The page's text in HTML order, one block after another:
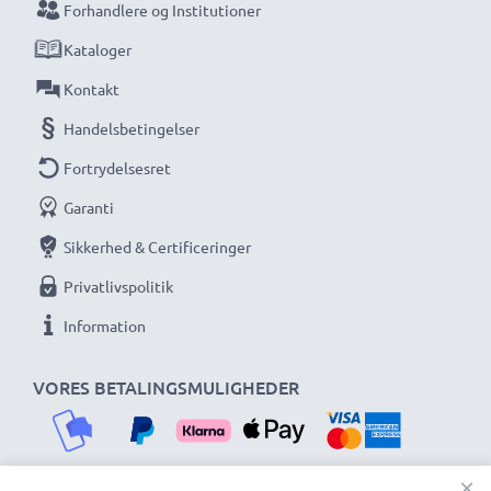
VORES BETALINGSMULIGHEDER
Forhandlere og Institutioner
Kataloger
Kontakt
Handelsbetingelser
Fortrydelsesret
Garanti
Sikkerhed & Certificeringer
Privatlivspolitik
Information